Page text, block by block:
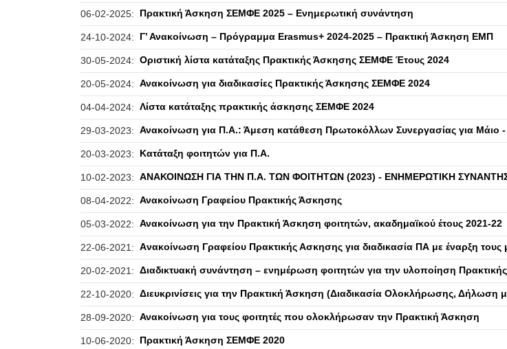
06-02-2025: Πρακτική Άσκηση ΣΕΜΦΕ 2025 – Ενημερωτική συνάντηση
24-10-2024: Γ’ Ανακοίνωση – Πρόγραμμα Erasmus+ 2024-2025 – Πρακτική Άσκηση ΕΜΠ
30-05-2024: Οριστική λίστα κατάταξης Πρακτικής Άσκησης ΣΕΜΦΕ Έτους 2024
20-05-2024: Ανακοίνωση για διαδικασίες Πρακτικής Άσκησης ΣΕΜΦΕ 2024
04-04-2024: Λίστα κατάταξης πρακτικής άσκησης ΣΕΜΦΕ 2024
29-03-2023: Ανακοίνωση για Π.Α.: Άμεση κατάθεση Πρωτοκόλλων Συνεργασίας για Μάιο -
20-03-2023: Κατάταξη φοιτητών για Π.Α.
10-02-2023: ΑΝΑΚΟΙΝΩΣΗ ΓΙΑ ΤΗΝ Π.Α. ΤΩΝ ΦΟΙΤΗΤΩΝ (2023) - ΕΝΗΜΕΡΩΤΙΚΗ
08-04-2022: Ανακοίνωση Γραφείου Πρακτικής Άσκησης
05-03-2022: Ανακοίνωση για την Πρακτική Άσκηση φοιτητών, ακαδημαϊκού έτους 2021-22
22-06-2021: Aνακοίνωση Γραφείου Πρακτικής Ασκησης για διαδικασία ΠΑ με έναρξη τους
20-02-2021: Διαδικτυακή συνάντηση – ενημέρωση φοιτητών για την υλοποίηση
22-10-2020: Διευκρινίσεις για την Πρακτική Άσκηση (Διαδικασία Ολοκλήρωσης, Δήλωση
28-09-2020: Ανακοίνωση για τους φοιτητές που ολοκλήρωσαν την Πρακτική Άσκηση
10-06-2020: Πρακτική Άσκηση ΣΕΜΦΕ 2020